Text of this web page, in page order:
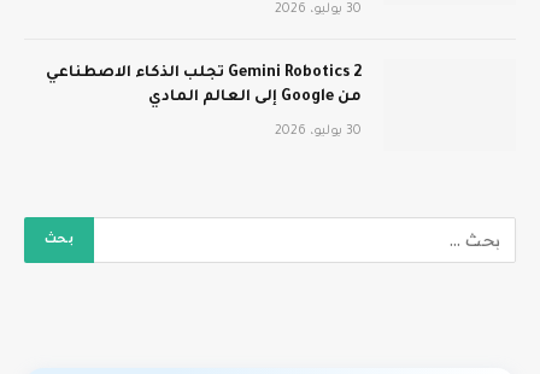
30 يوليو، 2026
Gemini Robotics 2 تجلب الذكاء الاصطناعي
من Google إلى العالم المادي
30 يوليو، 2026